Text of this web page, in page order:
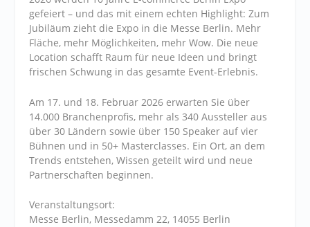
gefeiert – und das mit einem echten Highlight: Zum
Jubiläum zieht die Expo in die Messe Berlin. Mehr
Fläche, mehr Möglichkeiten, mehr Wow. Die neue
Location schafft Raum für neue Ideen und bringt
frischen Schwung in das gesamte Event-Erlebnis.
Am 17. und 18. Februar 2026 erwarten Sie über
14.000 Branchenprofis, mehr als 340 Aussteller aus
über 30 Ländern sowie über 150 Speaker auf vier
Bühnen und in 50+ Masterclasses. Ein Ort, an dem
Trends entstehen, Wissen geteilt wird und neue
Partnerschaften beginnen.
Veranstaltungsort:
Messe Berlin, Messedamm 22, 14055 Berlin